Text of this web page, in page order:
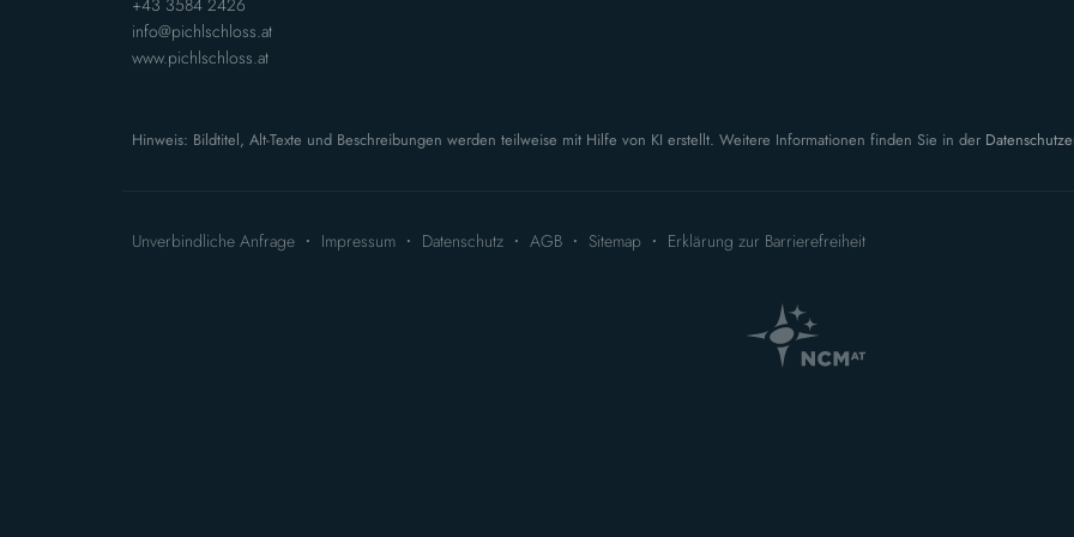
info@pichlschloss.at
www.pichlschloss.at
Hinweis: Bildtitel, Alt-Texte und Beschreibungen werden teilweise mit Hilfe von KI erstellt. Weitere Informationen finden Sie in der
Unverbindliche Anfrage Impressum Datenschutz AGB Sitemap Erklärung zur Barrierefreiheit